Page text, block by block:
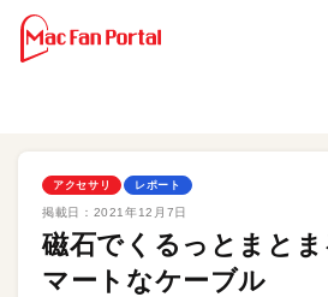
アクセサリ レポート
掲載日： 2021年12月7日
磁石でくるっとまと
マートなケーブル